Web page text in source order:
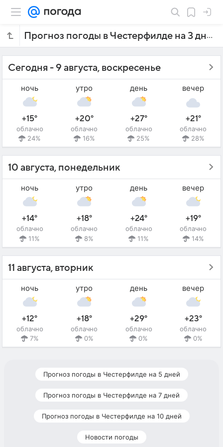
Прогноз погоды в Честерфилде на 3 дня
Сегодня - 9 августа, воскресенье
ночь
+15°
облачно
24%
утро
+20°
облачно
16%
день
+27°
облачно
25%
вечер
+21°
облачно
28%
10 августа, понедельник
ночь
+14°
облачно
11%
утро
+18°
облачно
8%
день
+24°
облачно
11%
вечер
+19°
облачно
14%
11 августа, вторник
ночь
+12°
облачно
7%
утро
+18°
облачно
0%
день
+29°
облачно
0%
вечер
+23°
облачно
0%
Прогноз погоды в Честерфилде на 5 дней
Прогноз погоды в Честерфилде на 7 дней
Прогноз погоды в Честерфилде на 10 дней
Новости погоды